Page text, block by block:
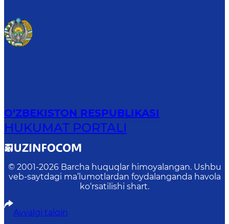
O‘ZBEKISTON RESPUBLIKASI
HUKUMAT PORTALI
© 2001-2026 Barcha huquqlar himoyalangan. Ushbu
veb-saytdagi ma’lumotlardan foydalanganda havola
ko‘rsatilishi shart.
Avvalgi talqin